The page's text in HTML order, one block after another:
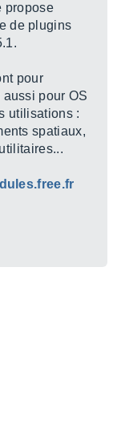
propose
de plugins
pour
pour OS
utilisations :
spatiaux,